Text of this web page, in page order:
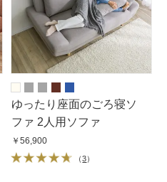
ゆったり座面のごろ寝ソ
ファ 2人用ソファ
￥56,900
（3）